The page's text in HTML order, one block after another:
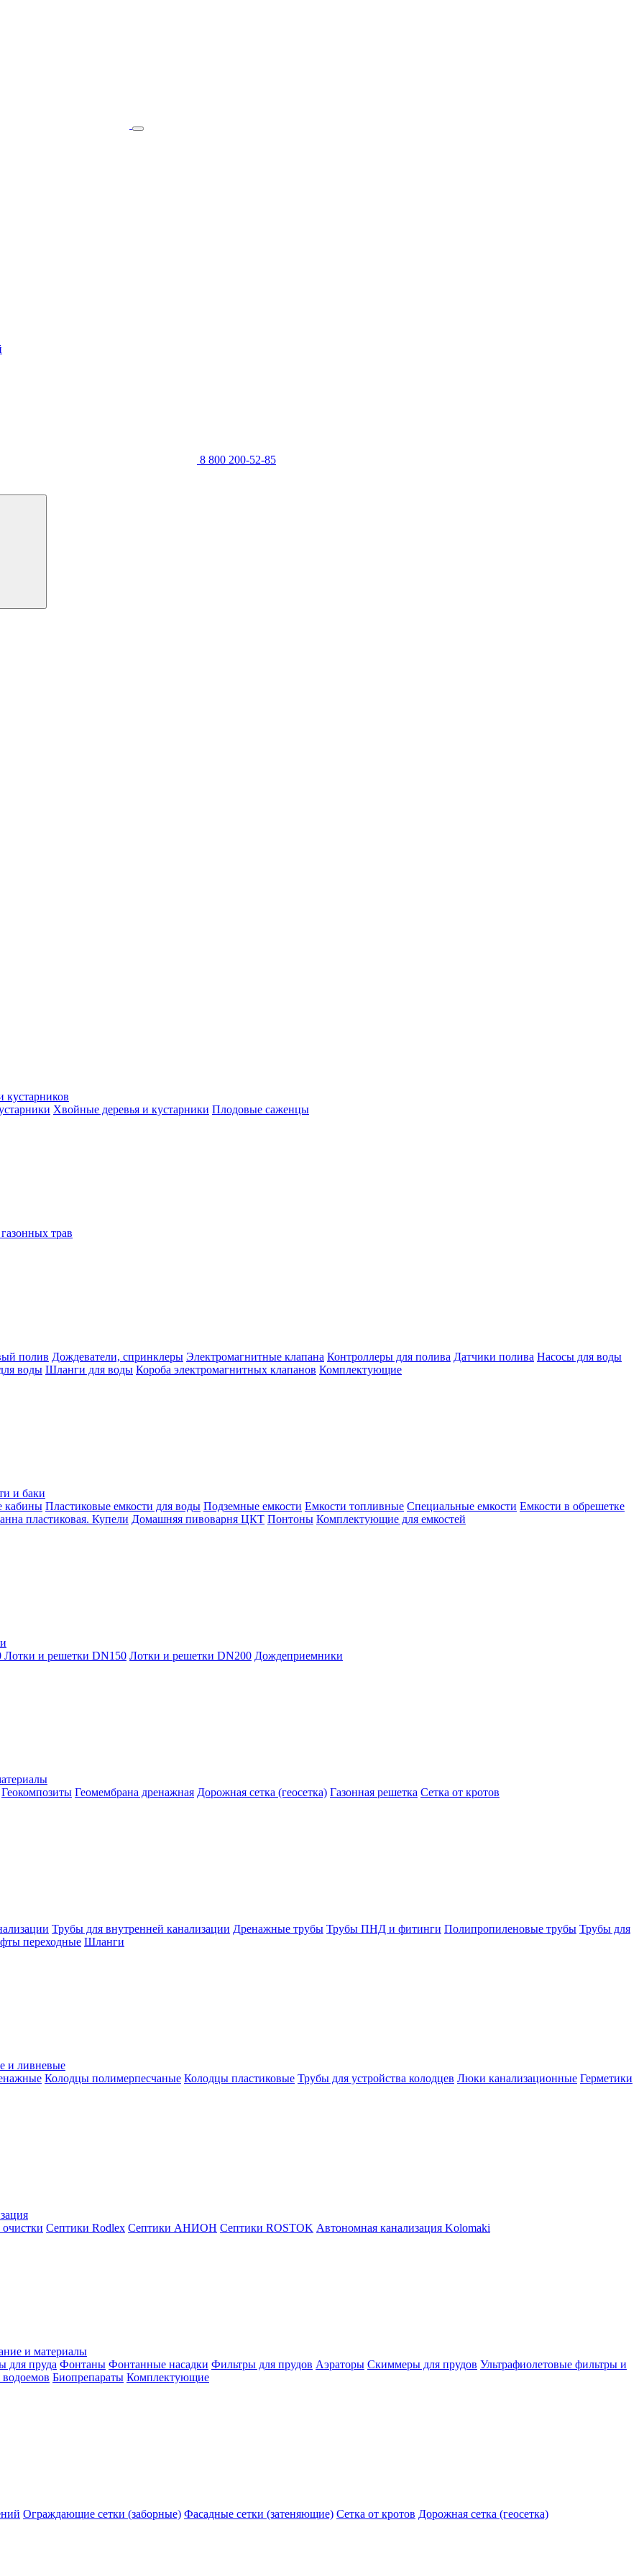
8 800 200-52-85
кустарников
Хвойные деревья и кустарники Плодовые саженцы
трав
полив Дождеватели, спринклеры Электромагнитные клапана Контроллеры для полива Датчики полива Насосы для воды
воды Шланги для воды Короба электромагнитных клапанов Комплектующие
и баки
кабины Пластиковые емкости для воды Подземные емкости Емкости топливные Специальные емкости Емкости в обрешетке
пластиковая. Купели Домашняя пивоварня ЦКТ Понтоны Комплектующие для емкостей
Лотки и решетки DN150 Лотки и решетки DN200 Дождеприемники
Геокомпозиты Геомембрана дренажная Дорожная сетка (геосетка) Газонная решетка Сетка от кротов
Трубы для внутренней канализации Дренажные трубы Трубы ПНД и фитинги Полипропиленовые трубы Трубы для
переходные Шланги
и ливневые
Колодцы полимерпесчаные Колодцы пластиковые Трубы для устройства колодцев Люки канализационные Герметики
Септики Rodlex Септики АНИОН Септики ROSTOK Автономная канализация Kolomaki
и материалы
для пруда Фонтаны Фонтанные насадки Фильтры для прудов Аэраторы Скиммеры для прудов Ультрафиолетовые фильтры и
Биопрепараты Комплектующие
Ограждающие сетки (заборные) Фасадные сетки (затеняющие) Сетка от кротов Дорожная сетка (геосетка)